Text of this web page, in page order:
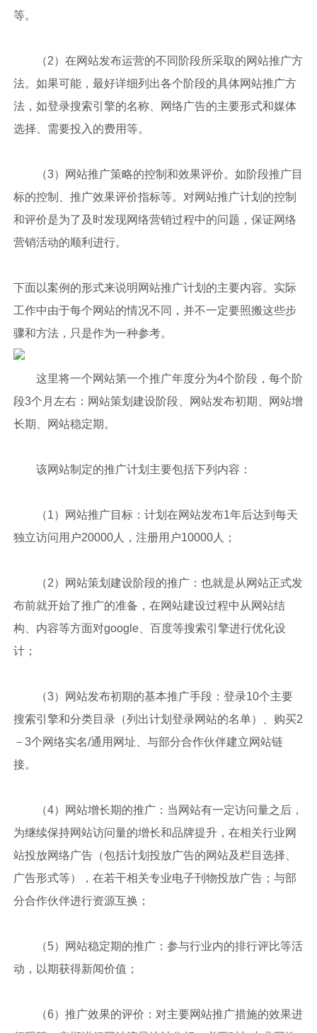
等。
（2）在网站发布运营的不同阶段所采取的网站推广方
法。如果可能，最好详细列出各个阶段的具体网站推广方
法，如登录搜索引擎的名称、网络广告的主要形式和媒体
选择、需要投入的费用等。
（3）网站推广策略的控制和效果评价。如阶段推广目
标的控制、推广效果评价指标等。对网站推广计划的控制
和评价是为了及时发现网络营销过程中的问题，保证网络
营销活动的顺利进行。
下面以案例的形式来说明网站推广计划的主要内容。实际
工作中由于每个网站的情况不同，并不一定要照搬这些步
骤和方法，只是作为一种参考。
这里将一个网站第一个推广年度分为4个阶段，每个阶
段3个月左右：网站策划建设阶段、网站发布初期、网站增
长期、网站稳定期。
该网站制定的推广计划主要包括下列内容：
（1）网站推广目标：计划在网站发布1年后达到每天
独立访问用户20000人，注册用户10000人；
（2）网站策划建设阶段的推广：也就是从网站正式发
布前就开始了推广的准备，在网站建设过程中从网站结
构、内容等方面对google、百度等搜索引擎进行优化设
计；
（3）网站发布初期的基本推广手段：登录10个主要
搜索引擎和分类目录（列出计划登录网站的名单）、购买2
－3个网络实名/通用网址、与部分合作伙伴建立网站链
接。
（4）网站增长期的推广：当网站有一定访问量之后，
为继续保持网站访问量的增长和品牌提升，在相关行业网
站投放网络广告（包括计划投放广告的网站及栏目选择、
广告形式等），在若干相关专业电子刊物投放广告；与部
分合作伙伴进行资源互换；
（5）网站稳定期的推广：参与行业内的排行评比等活
动，以期获得新闻价值；
（6）推广效果的评价：对主要网站推广措施的效果进